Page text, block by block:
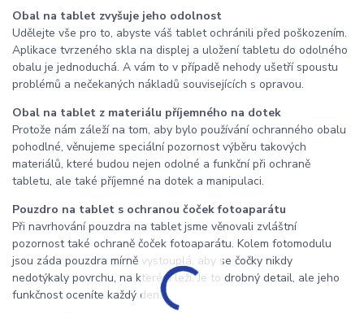
Obal na tablet zvyšuje jeho odolnost
Udělejte vše pro to, abyste váš tablet ochránili před poškozením.
Aplikace tvrzeného skla na displej a uložení tabletu do odolného
obalu je jednoduchá. A vám to v případě nehody ušetří spoustu
problémů a nečekaných nákladů souvisejících s opravou.
Obal na tablet z materiálu příjemného na dotek
Protože nám záleží na tom, aby bylo používání ochranného obalu
pohodlné, věnujeme speciální pozornost výběru takových
materiálů, které budou nejen odolné a funkční při ochraně
tabletu, ale také příjemné na dotek a manipulaci.
Pouzdro na tablet s ochranou čoček fotoaparátu
Při navrhování pouzdra na tablet jsme věnovali zvláštní
pozornost také ochraně čoček fotoaparátu. Kolem fotomodulu
jsou záda pouzdra mírně vystouplá, aby se čočky nikdy
nedotýkaly povrchu, na kterém leží. Je to drobný detail, ale jeho
funkčnost oceníte každý den.